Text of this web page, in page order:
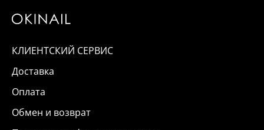
КЛИЕНТСКИЙ СЕРВИС
Доставка
Оплата
Обмен и возврат